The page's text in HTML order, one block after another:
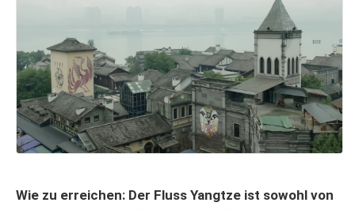
Wie zu erreichen: Der Fluss Yangtze ist sowohl von